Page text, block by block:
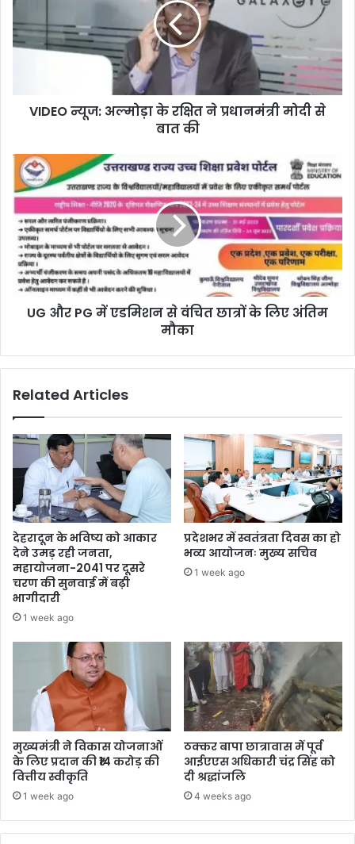
VIDEO न्यूज: अल्मोड़ा के रक्षित ने प्रधानमंत्री मोदी से
बात की
UG और PG में एडमिशन से वंचित छात्रों के लिए अंतिम
मौका
Related Articles
देहरादून के भविष्य को आकार
देने उमड़ रही जनता,
महायोजना-2041 पर दूसरे
चरण की सुनवाई में बढ़ी
भागीदारी
1 week ago
प्रदेशभर में स्वतंत्रता दिवस का हो
भव्य आयोजनः मुख्य सचिव
1 week ago
मुख्यमंत्री ने विकास योजनाओं
के लिए प्रदान की ₹14 करोड़ की
वित्तीय स्वीकृति
1 week ago
ठक्कर बापा छात्रावास में पूर्व
आईएएस अधिकारी चंद्र सिंह को
दी श्रद्धांजलि
4 weeks ago